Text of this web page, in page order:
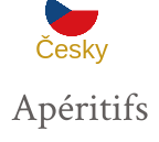
Česky
Apéritifs